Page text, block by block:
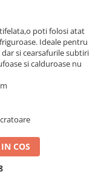
poti folosi atat
Ideale pentru
si cearsafurile subtiri
si calduroase nu
COS